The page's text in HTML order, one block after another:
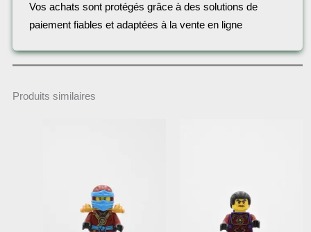
Vos achats sont protégés grâce à des solutions de
paiement fiables et adaptées à la vente en ligne
Produits similaires